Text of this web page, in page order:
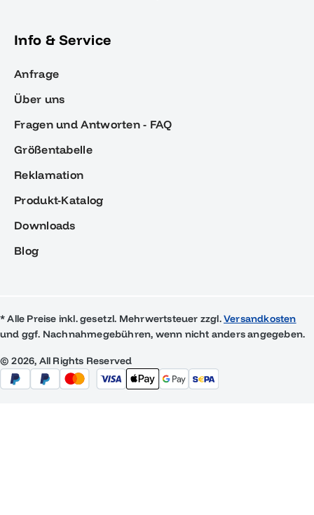
Info & Service
Anfrage
Über uns
Fragen und Antworten - FAQ
Größentabelle
Reklamation
Produkt-Katalog
Downloads
Blog
* Alle Preise inkl. gesetzl. Mehrwertsteuer zzgl.Versandkosten
und ggf. Nachnahmegebühren, wenn nicht anders angegeben.
© 2026, All Rights Reserved